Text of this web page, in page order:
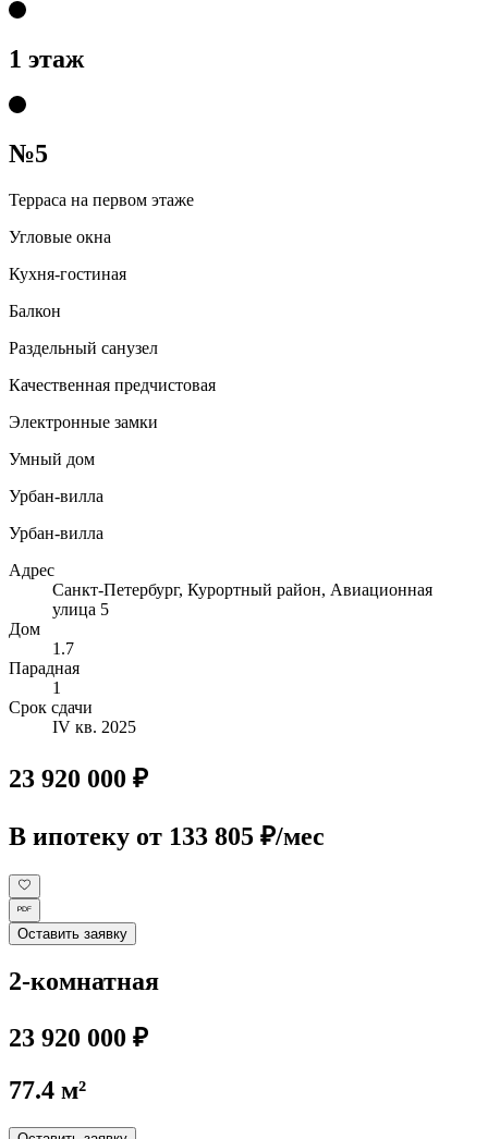
1 этаж
№5
Терраса на первом этаже
Угловые окна
Кухня-гостиная
Балкон
Раздельный санузел
Качественная предчистовая
Электронные замки
Умный дом
Урбан-вилла
Урбан-вилла
Адрес
Санкт-Петербург, Курортный район, Авиационная
улица 5
Дом
1.7
Парадная
1
Срок сдачи
IV кв. 2025
23 920 000 ₽
В ипотеку от 133 805 ₽/мес
Оставить заявку
2-комнатная
23 920 000 ₽
77.4 м²